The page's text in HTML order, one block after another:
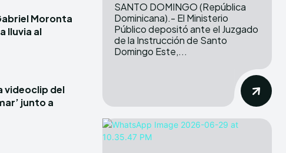
Moronta
lluvia al
videoclip del
junto a
SANTO DOMINGO (República
Dominicana).- El Ministerio
Público depositó ante el Juzgado
de la Instrucción de Santo
Domingo Este,...